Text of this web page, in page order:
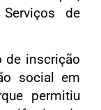
de
de inscrição
social em
permitiu